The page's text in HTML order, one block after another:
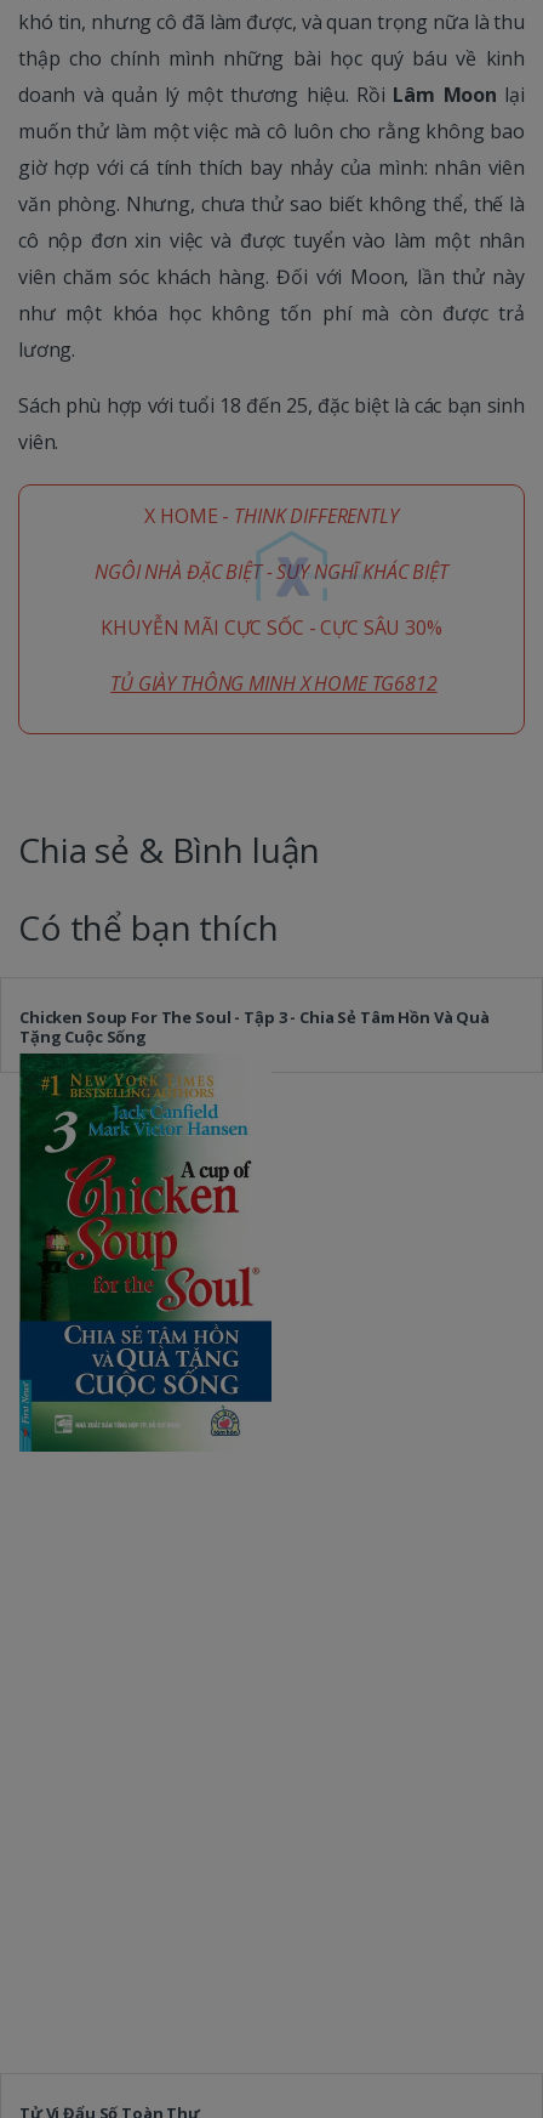
khó tin, nhưng cô đã làm được, và quan trọng nữa là thu
thập cho chính mình những bài học quý báu về kinh
doanh và quản lý một thương hiệu. Rồi Lâm Moon lại
muốn thử làm một việc mà cô luôn cho rằng không bao
giờ hợp với cá tính thích bay nhảy của mình: nhân viên
văn phòng. Nhưng, chưa thử sao biết không thể, thế là
cô nộp đơn xin việc và được tuyển vào làm một nhân
viên chăm sóc khách hàng. Đối với Moon, lần thử này
như một khóa học không tốn phí mà còn được trả
lương.
Sách phù hợp với tuổi 18 đến 25, đặc biệt là các bạn sinh
viên.
X HOME - THINK DIFFERENTLY
NGÔI NHÀ ĐẶC BIỆT - SUY NGHĨ KHÁC BIỆT
KHUYỄN MÃI CỰC SỐC - CỰC SÂU 30%
TỦ GIÀY THÔNG MINH X HOME TG6812
Chia sẻ & Bình luận
Có thể bạn thích
Chicken Soup For The Soul - Tập 3 - Chia Sẻ Tâm Hồn Và Quà
Tặng Cuộc Sống
Tử Vi Đẩu Số Toàn Thư